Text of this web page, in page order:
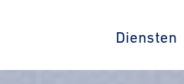
Diensten